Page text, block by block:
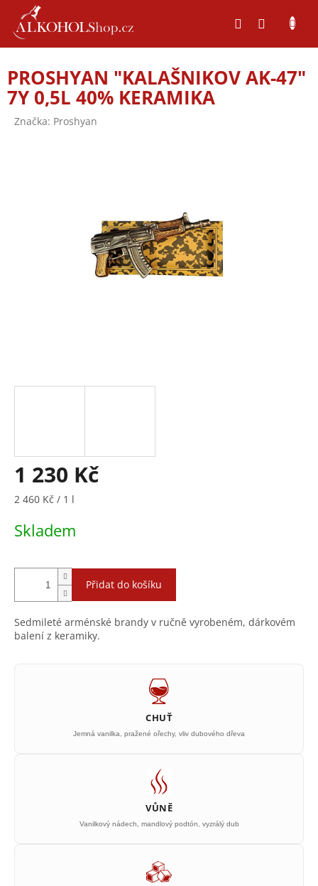
obsah
PROSHYAN "KALAŠNIKOV AK-47"
7Y 0,5L 40% KERAMIKA
Značka: Proshyan
1 230 Kč
Měrná
2 460 Kč / 1 l
Skladem
Přidat do košíku
Sedmileté arménské brandy v ručně vyrobeném, dárkovém
balení z keramiky.
CHUŤ
Jemná vanilka, pražené ořechy, vliv dubového dřeva
VŮNĚ
Vanilkový nádech, mandlový podtón, vyzrálý dub